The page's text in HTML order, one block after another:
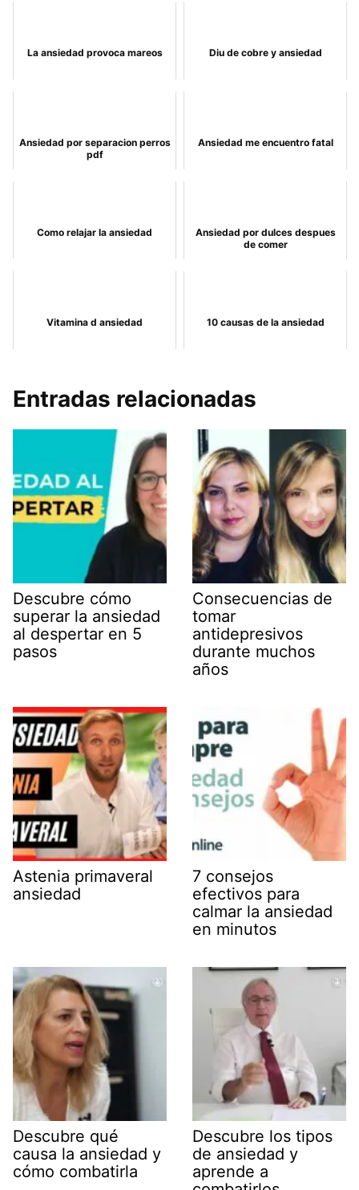
La ansiedad provoca mareos Diu de cobre y ansiedad
Ansiedad por separacion perros
pdf
Ansiedad me encuentro fatal
Como relajar la ansiedad
Ansiedad por dulces despues
de comer
Vitamina d ansiedad 10 causas de la ansiedad
Entradas relacionadas
Descubre cómo
superar la ansiedad
al despertar en 5
pasos
Consecuencias de
tomar
antidepresivos
durante muchos
años
Astenia primaveral
ansiedad
7 consejos
efectivos para
calmar la ansiedad
en minutos
Descubre qué
causa la ansiedad y
cómo combatirla
Descubre los tipos
de ansiedad y
aprende a